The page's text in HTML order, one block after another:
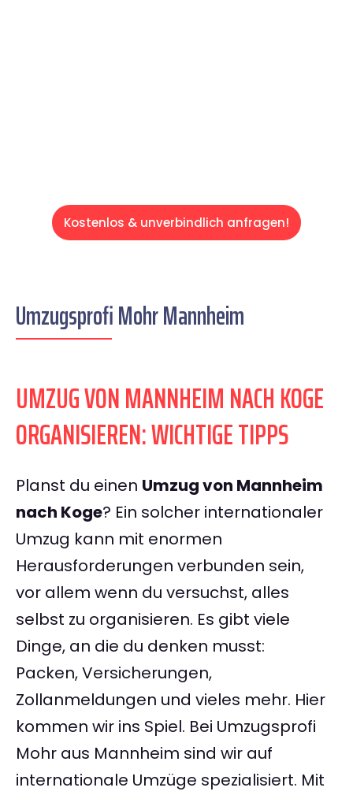
Kostenlos & unverbindlich anfragen!
Umzugsprofi Mohr Mannheim
UMZUG VON MANNHEIM NACH KOGE
ORGANISIEREN: WICHTIGE TIPPS
Planst du einen Umzug von Mannheim
nach Koge? Ein solcher internationaler
Umzug kann mit enormen
Herausforderungen verbunden sein,
vor allem wenn du versuchst, alles
selbst zu organisieren. Es gibt viele
Dinge, an die du denken musst:
Packen, Versicherungen,
Zollanmeldungen und vieles mehr. Hier
kommen wir ins Spiel. Bei Umzugsprofi
Mohr aus Mannheim sind wir auf
internationale Umzüge spezialisiert. Mit